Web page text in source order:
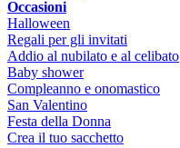
Occasioni
Halloween
Regali per gli invitati
Addio al nubilato e al celibato
Baby shower
Compleanno e onomastico
San Valentino
Festa della Donna
Crea il tuo sacchetto